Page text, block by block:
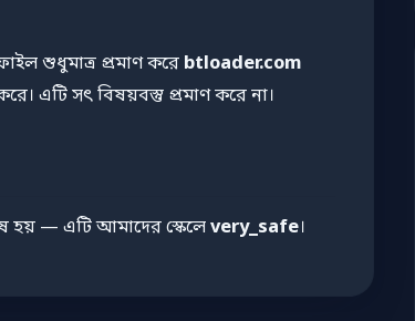
শুধুমাত্র প্রমাণ করে btloader.com
এটি সৎ বিষয়বস্তু প্রমাণ করে না।
হয় — এটি আমাদের স্কেলেvery_safe।